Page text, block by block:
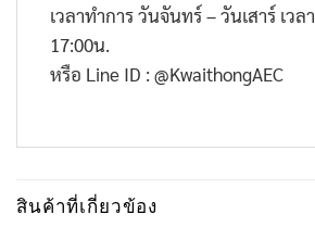
เวลาทำการ วันจันทร์ – วันเสาร์ เวลา
17:00น.
หรือ Line ID : @KwaithongAEC
สินค้าที่เกี่ยวข้อง